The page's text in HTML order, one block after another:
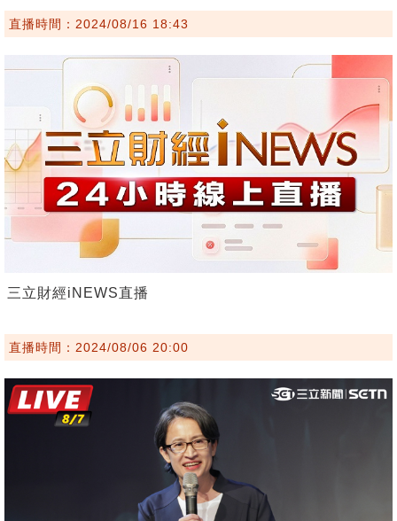
直播時間：2024/08/16 18:43
三立財經iNEWS直播
直播時間：2024/08/06 20:00